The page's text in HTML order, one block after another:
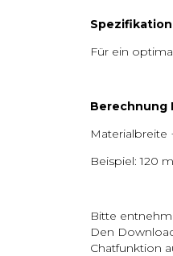
Für ein
Berechnung
Materialbreite
Beispiel: 120
Bitte
Den
Chatfunktion